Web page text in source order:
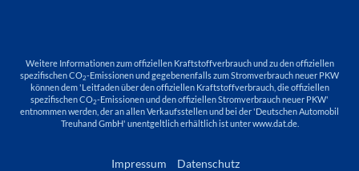
Weitere Informationen zum offiziellen Kraftstoffverbrauch und zu den offiziellen
spezifischen CO2-Emissionen und gegebenenfalls zum Stromverbrauch neuer PKW
können dem 'Leitfaden über den offiziellen Kraftstoffverbrauch, die offiziellen
spezifischen CO2-Emissionen und den offiziellen Stromverbrauch neuer PKW'
entnommen werden, der an allen Verkaufsstellen und bei der 'Deutschen Automobil
Treuhand GmbH' unentgeltlich erhältlich ist unter www.dat.de.
Impressum Datenschutz